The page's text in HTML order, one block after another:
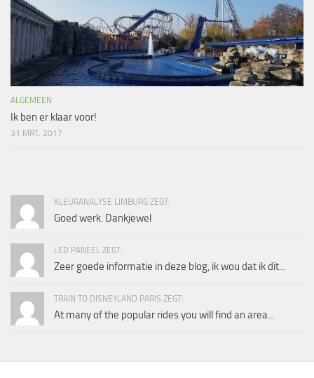
ALGEMEEN
Ik ben er klaar voor!
31 MRT, 2017
KLEURANALYSE LIMBURG ZEGT:
Goed werk. Dankjewel
LED PANEEL ZEGT:
Zeer goede informatie in deze blog, ik wou dat ik dit...
TRAIN TO DISNEYLAND PARIS ZEGT:
At many of the popular rides you will find an area...